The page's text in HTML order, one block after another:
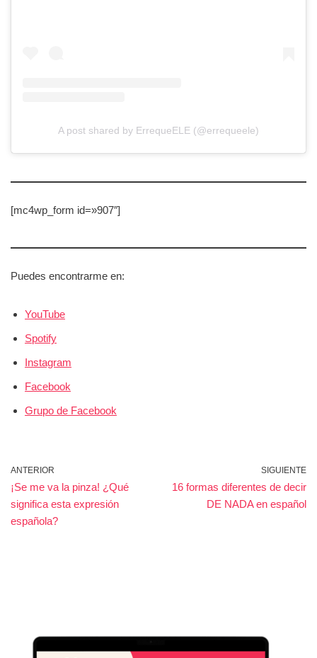
A post shared by ErrequeELE (@errequeele)
[mc4wp_form id=»907″]
Puedes encontrarme en:
YouTube
Spotify
Instagram
Facebook
Grupo de Facebook
ANTERIOR
¡Se me va la pinza! ¿Qué
significa esta expresión
española?
SIGUIENTE
16 formas diferentes de decir
DE NADA en español